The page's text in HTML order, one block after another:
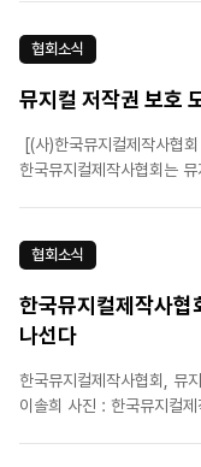
협회소식
뮤지컬 저작권 보호
[(사)한국뮤지컬제작사협
한국뮤지컬제작사협회는
마음으로..
협회소식
한국뮤지컬제작사협
나선다
한국뮤지컬제작사협회, 뮤
이솔희 사진 : 한국뮤지컬